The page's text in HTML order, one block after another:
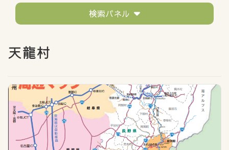
テーマ
すべてのタグ
移住者の声 イベントレポート
住まい探しのポイント
検索パネル
天龍村